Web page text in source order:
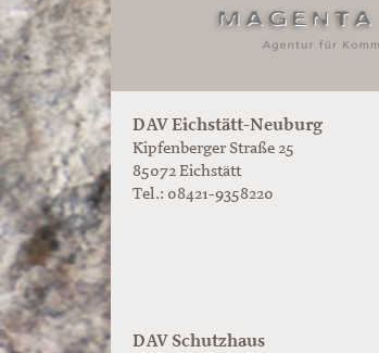
DAV Eichstätt-Neuburg
Kipfenberger Straße 25
85072 Eichstätt
Tel.: 08421-9358220
DAV Schutzhaus